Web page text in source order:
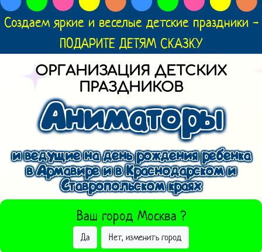
Создаем яркие и веселые детские праздники -
ПОДАРИТЕ ДЕТЯМ СКАЗКУ
ОРГАНИЗАЦИЯ ДЕТСКИХ
ПРАЗДНИКОВ
Аниматоры
и ведущие на день рождения ребенка
в Армавире и в Краснодарском и
Ставропольском краях
Ваш город Москва ?
Да Нет, изменить город
ВЫБРАТЬ ДРУГОЙ ГОРОД